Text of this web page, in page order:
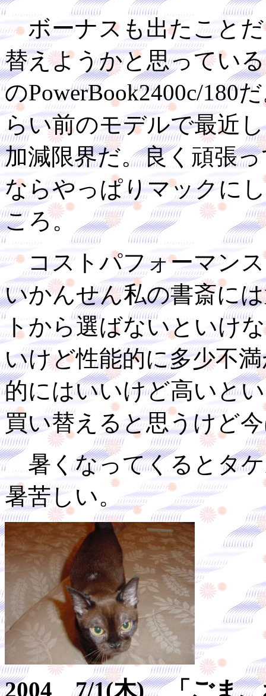
ボーナスも出たことだ
替えようかと思ってい
のPowerBook2400c/180
らい前のモデルで最近
加減限界だ。良く頑張
ならやっぱりマックに
ころ。
コストパフォーマンス
いかんせん私の書斎に
トから選ばないといけ
いけど性能的に多少不
的にはいいけど高いと
買い替えると思うけど
暑くなってくるとタケ
暑苦しい。
2004 7/1(木) 「ごま、